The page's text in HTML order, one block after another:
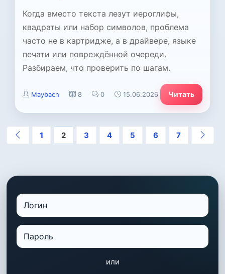
Когда вместо текста лезут иероглифы,
квадраты или набор символов, проблема
часто не в картридже, а в драйвере, языке
печати или повреждённой очереди.
Разбираем, что проверить по шагам.
Maybach 8 0 15.06.2026 Читать
1 2 3 4 5 6 7
или